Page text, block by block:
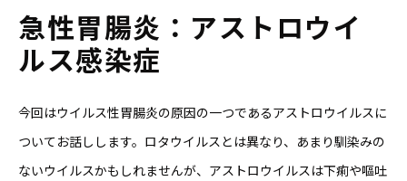
急性胃腸炎：アストロウイ
ルス感染症
今回はウイルス性胃腸炎の原因の一つであるアストロウイルスに
ついてお話しします。ロタウイルスとは異なり、あまり馴染みの
ないウイルスかもしれませんが、アストロウイルスは下痢や嘔吐